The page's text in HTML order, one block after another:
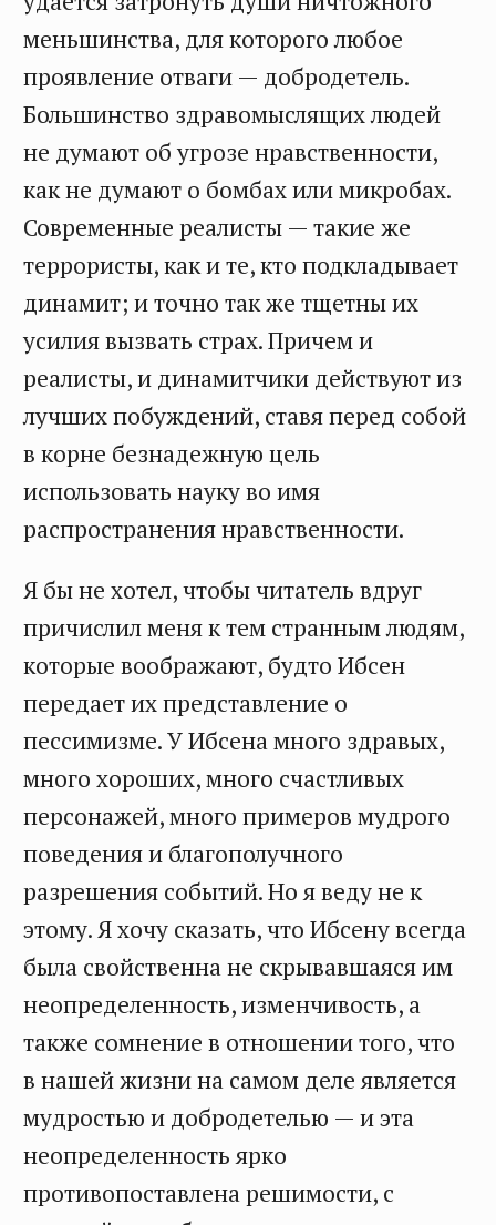
меньшинства, для которого любое
проявление отваги — добродетель.
Большинство здравомыслящих людей
не думают об угрозе нравственности,
как не думают о бомбах или микробах.
Современные реалисты — такие же
террористы, как и те, кто подкладывает
динамит; и точно так же тщетны их
усилия вызвать страх. Причем и
реалисты, и динамитчики действуют из
лучших побуждений, ставя перед собой
в корне безнадежную цель
использовать науку во имя
распространения нравственности.
Я бы не хотел, чтобы читатель вдруг
причислил меня к тем странным людям,
которые воображают, будто Ибсен
передает их представление о
пессимизме. У Ибсена много здравых,
много хороших, много счастливых
персонажей, много примеров мудрого
поведения и благополучного
разрешения событий. Но я веду не к
этому. Я хочу сказать, что Ибсену всегда
была свойственна не скрывавшаяся им
неопределенность, изменчивость, а
также сомнение в отношении того, что
в нашей жизни на самом деле является
мудростью и добродетелью — и эта
неопределенность ярко
противопоставлена решимости, с